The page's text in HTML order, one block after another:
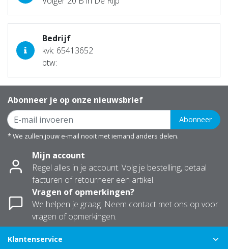
Bedrijf
kvk: 65413652
btw:
Abonneer je op onze nieuwsbrief
Abonneer
* We zullen jouw e-mail nooit met iemand anders delen.
Mijn account
Regel alles in je account. Volg je bestelling, betaal
facturen of retourneer een artikel.
Vragen of opmerkingen?
We helpen je graag. Neem contact met ons op voor
vragen of opmerkingen.
Klantenservice